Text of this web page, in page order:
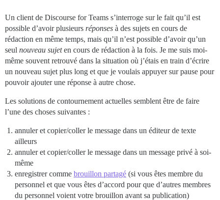
Un client de Discourse for Teams s’interroge sur le fait qu’il est
possible d’avoir plusieurs réponses à des sujets en cours de
rédaction en même temps, mais qu’il n’est possible d’avoir qu’un
seul nouveau sujeten cours de rédaction à la fois. Je me suis moi-
même souvent retrouvé dans la situation où j’étais en train d’écrire
un nouveau sujet plus long et que je voulais appuyer sur pause pour
pouvoir ajouter une réponse à autre chose.
Les solutions de contournement actuelles semblent être de faire
l’une des choses suivantes :
annuler et copier/coller le message dans un éditeur de texte
ailleurs
annuler et copier/coller le message dans un message privé à soi-
même
enregistrer comme brouillon partagé (si vous êtes membre du
personnel et que vous êtes d’accord pour que d’autres membres
du personnel voient votre brouillon avant sa publication)